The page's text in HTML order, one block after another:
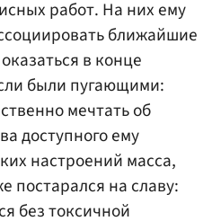
работ. На них ему
ближайшие
в конце
были пугающими:
мечтать об
доступного ему
настроений масса,
постарался на славу:
без токсичной